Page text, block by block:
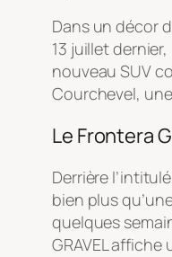
Dans un décor
13 juillet
nouveau SUV
Courchevel,
Le Frontera
Derrière
bien plus
quelques
GRAVEL